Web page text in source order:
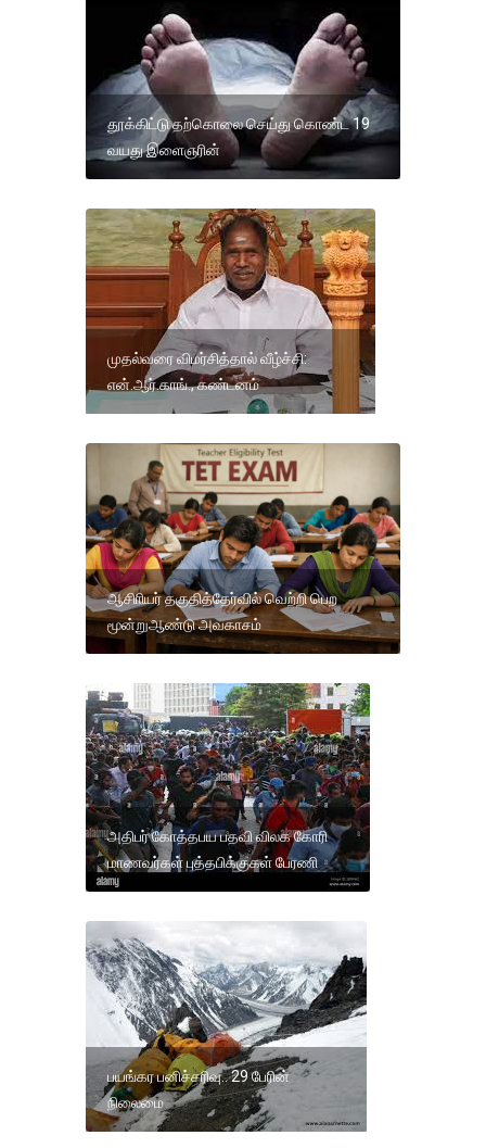
தூக்கிட்டு தற்கொலை செய்து கொண்ட 19
வயது இளைஞரின்
முதல்வரை விமர்சித்தால் வீழ்ச்சி:
என்.ஆர்.காங்., கண்டனம்
ஆசிாியர் தகுதித்தேர்வில் வெற்றி பெற
மூன்றுஆண்டு அவகாசம்
அதிபர் கோத்தபய பதவி விலக கோரி
மாணவர்கள் புத்தபிக்குகள் பேரணி
பயங்கர பனிச்சரிவு.. 29 பேரின்
நிலைமை